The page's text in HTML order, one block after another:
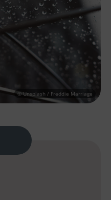
© Unsplash / Freddie Marriage